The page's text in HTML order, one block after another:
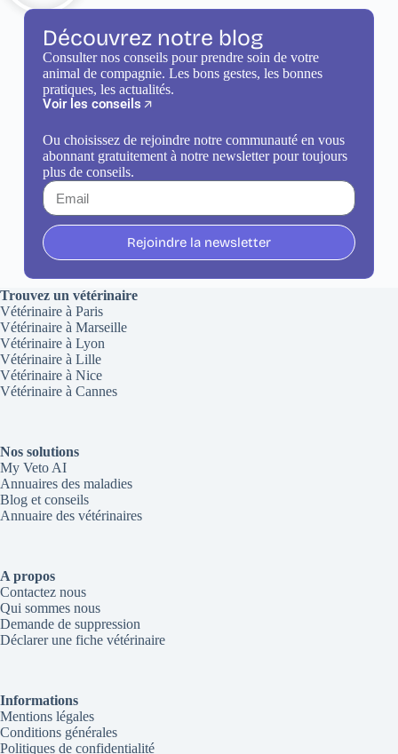
Découvrez notre blog
Consulter nos conseils pour prendre soin de votre
animal de compagnie. Les bons gestes, les bonnes
pratiques, les actualités.
Voir les conseils
Ou choisissez de rejoindre notre communauté en vous
abonnant gratuitement à notre newsletter pour toujours
plus de conseils.
Rejoindre la newsletter
Trouvez un vétérinaire
Vétérinaire à Paris
Vétérinaire à Marseille
Vétérinaire à Lyon
Vétérinaire à Lille
Vétérinaire à Nice
Vétérinaire à Cannes
Nos solutions
My Veto AI
Annuaires des maladies
Blog et conseils
Annuaire des vétérinaires
A propos
Contactez nous
Qui sommes nous
Demande de suppression
Déclarer une fiche vétérinaire
Informations
Mentions légales
Conditions générales
Politiques de confidentialité